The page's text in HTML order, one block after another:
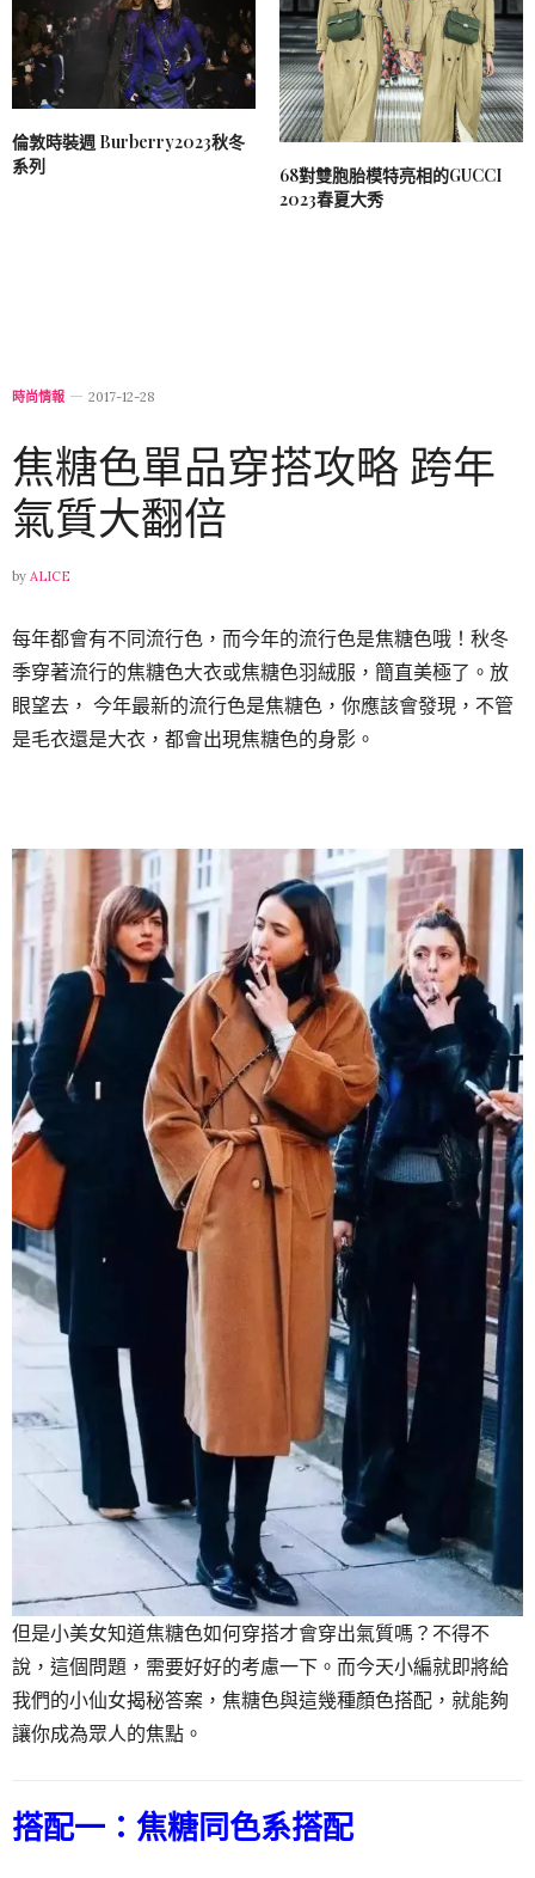
倫敦時裝週 Burberry2023秋冬
系列
68對雙胞胎模特亮相的GUCCI
2023春夏大秀
時尚情報 2017-12-28
焦糖色單品穿搭攻略 跨年
氣質大翻倍
by ALICE
每年都會有不同流行色，而今年的流行色是焦糖色哦！秋冬
季穿著流行的焦糖色大衣或焦糖色羽絨服，簡直美極了。放
眼望去， 今年最新的流行色是焦糖色，你應該會發現，不管
是毛衣還是大衣，都會出現焦糖色的身影。
但是小美女知道焦糖色如何穿搭才會穿出氣質嗎？不得不
說，這個問題，需要好好的考慮一下。而今天小編就即將給
我們的小仙女揭秘答案，焦糖色與這幾種顏色搭配，就能夠
讓你成為眾人的焦點。
搭配一：焦糖同色系搭配